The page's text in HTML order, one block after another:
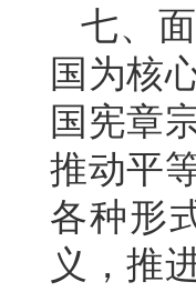
七、
国为核
国宪章
推动平
各种形
义，推